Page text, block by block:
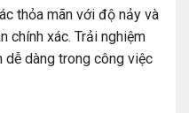
thỏa mãn với độ nảy và
chính xác. Trải nghiệm
dễ dàng trong công việc